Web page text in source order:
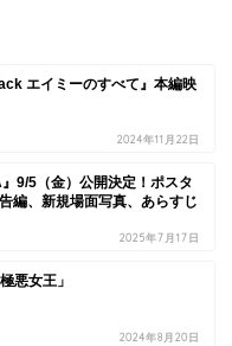
エイミーのすべて』本編映
2024年11月22日
9/5（金）公開決定！ポスタ
編、新規場面写真、あらすじ
2025年7月17日
悪女王」
2024年8月20日